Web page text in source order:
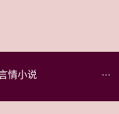
情小说 ···